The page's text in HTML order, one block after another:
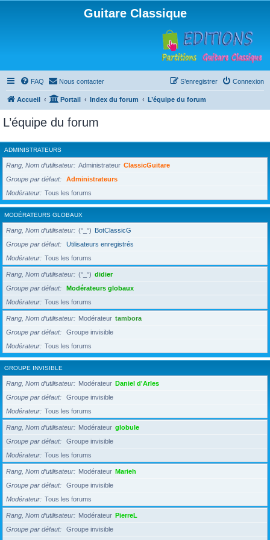
Guitare Classique
FAQ Nous contacter Connexion
S’enregistrer
Accueil Portail Index du forum L’équipe du forum
L’équipe du forum
ADMINISTRATEURS
Rang, Nom d’utilisateur Administrateur ClassicGuitare
Groupe par défaut
Administrateurs
Modérateur
Tous les forums
MODÉRATEURS GLOBAUX
Rang, Nom d’utilisateur (°_°) BotClassicG
Groupe par défaut
Utilisateurs enregistrés
Modérateur
Tous les forums
Rang, Nom d’utilisateur (°_°) didier
Groupe par défaut
Modérateurs globaux
Modérateur
Tous les forums
Rang, Nom d’utilisateur Modérateur tambora
Groupe par défaut
Groupe invisible
Modérateur
Tous les forums
GROUPE INVISIBLE
Rang, Nom d’utilisateur Modérateur Daniel d'Arles
Groupe par défaut
Groupe invisible
Modérateur
Tous les forums
Rang, Nom d’utilisateur Modérateur globule
Groupe par défaut
Groupe invisible
Modérateur
Tous les forums
Rang, Nom d’utilisateur Modérateur Marieh
Groupe par défaut
Groupe invisible
Modérateur
Tous les forums
Rang, Nom d’utilisateur Modérateur PierreL
Groupe par défaut
Groupe invisible